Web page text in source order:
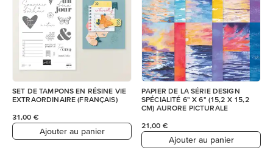
SET DE TAMPONS EN RÉSINE VIE
EXTRAORDINAIRE (FRANÇAIS)
31,00 €
Ajouter au panier
PAPIER DE LA SÉRIE DESIGN
SPÉCIALITÉ 6" X 6" (15,2 X 15,2
CM) AURORE PICTURALE
21,00 €
Ajouter au panier